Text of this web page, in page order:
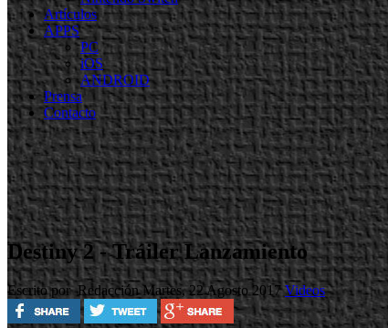
Artículos
APPS
PC
iOS
ANDROID
Prensa
Contacto
Destiny 2 - Tráiler Lanzamiento
Escrito por RedacciónMartes, 22 Agosto 2017Videos